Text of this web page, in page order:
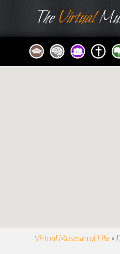
TheVirtual
Virtual Museum of Life »